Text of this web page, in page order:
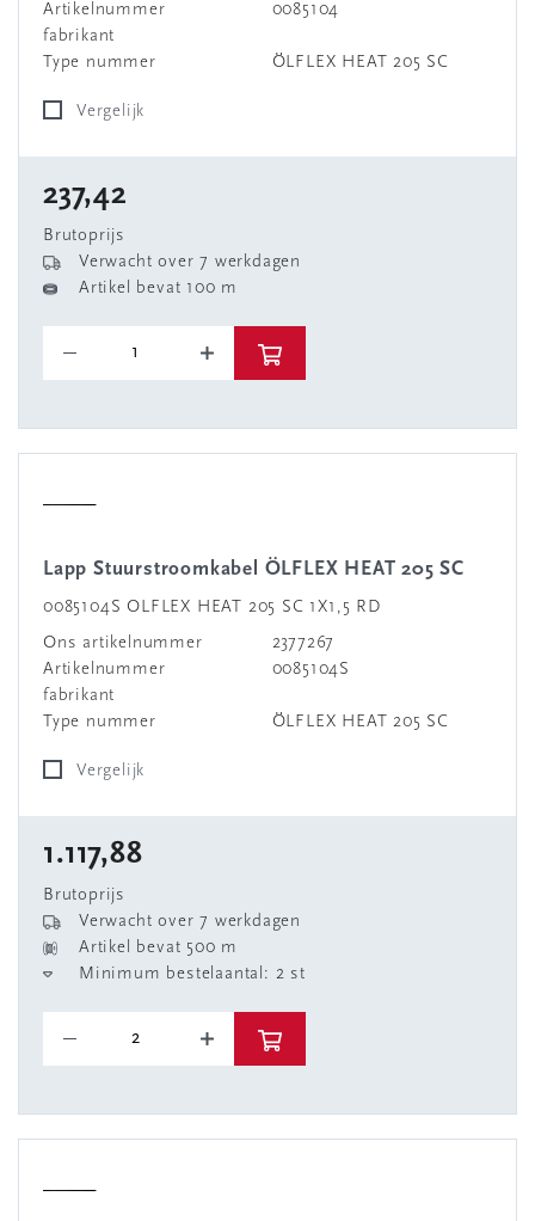
Artikelnummer
fabrikant
0085104
Type nummer ÖLFLEX HEAT 205 SC
Vergelijk
237,42
Brutoprijs
Verwacht over 7 werkdagen
Artikel bevat 100 m
Lapp Stuurstroomkabel ÖLFLEX HEAT 205 SC
0085104S OLFLEX HEAT 205 SC 1X1,5 RD
Ons artikelnummer
2377267
Artikelnummer
fabrikant
0085104S
Type nummer ÖLFLEX HEAT 205 SC
Vergelijk
1.117,88
Brutoprijs
Verwacht over 7 werkdagen
Artikel bevat 500 m
Minimum bestelaantal: 2 st